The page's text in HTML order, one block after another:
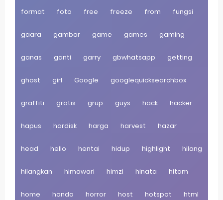
format foto free freeze from fungsi
gaara gambar game games gaming
ganas ganti garry gbwhatsapp getting
ghost girl Google googlequicksearchbox
graffiti gratis grup guys hack hacker
hapus hardisk harga harvest hazar
head hello hentai hidup highlight hilang
hilangkan himawari himzi hinata hitam
home honda horror host hotspot html